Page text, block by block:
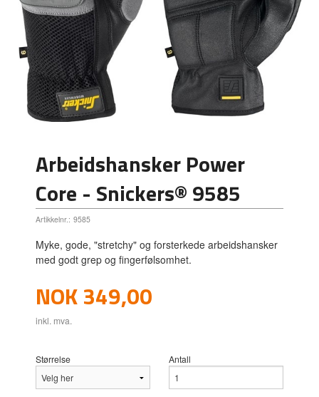
Arbeidshansker Power
Core - Snickers® 9585
Artikkelnr.: 9585
Myke, gode, "stretchy" og forsterkede arbeidshansker
med godt grep og fingerfølsomhet.
Pris
NOK349,00
inkl. mva.
Størrelse Antall